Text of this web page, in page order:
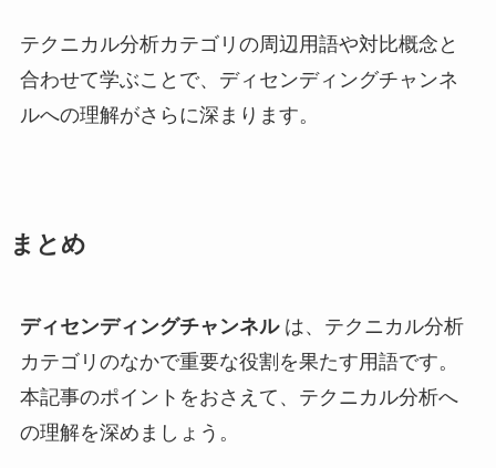
テクニカル分析カテゴリの周辺用語や対比概念と
合わせて学ぶことで、ディセンディングチャンネ
ルへの理解がさらに深まります。
まとめ
ディセンディングチャンネルは、テクニカル分析
カテゴリのなかで重要な役割を果たす用語です。
本記事のポイントをおさえて、テクニカル分析へ
の理解を深めましょう。